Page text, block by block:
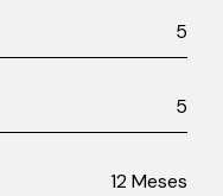
5
5
12 Meses